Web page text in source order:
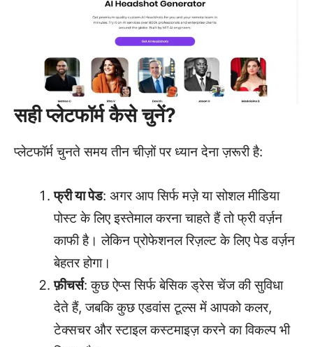
सही प्लेटफॉर्म कैसे चुनें?
प्लेटफॉर्म चुनते समय तीन चीज़ों पर ध्यान देना ज़रूरी है:
फ्री या पेड: अगर आप सिर्फ मज़े या सोशल मीडिया
पोस्ट के लिए इस्तेमाल करना चाहते हैं तो फ्री वर्ज़न
काफी है। लेकिन प्रोफेशनल रिज़ल्ट के लिए पेड वर्ज़न
बेहतर होगा।
फ़ीचर्स: कुछ ऐप्स सिर्फ बेसिक ड्रेस चेंज की सुविधा
देते हैं, जबकि कुछ एडवांस टूल्स में आपको कलर,
टेक्सचर और स्टाइल कस्टमाइज़ करने का विकल्प भी